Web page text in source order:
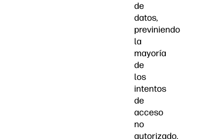
de
datos,
previniendo
la
mayoría
de
los
intentos
de
acceso
no
autorizado.